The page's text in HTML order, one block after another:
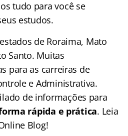
tudo para você se
estudos.
de Roraima, Mato
Santo. Muitas
para as carreiras de
e Administrativa.
de informações para
rápida e prática. Leia
Blog!